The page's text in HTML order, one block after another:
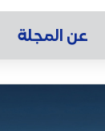
عن المجلة